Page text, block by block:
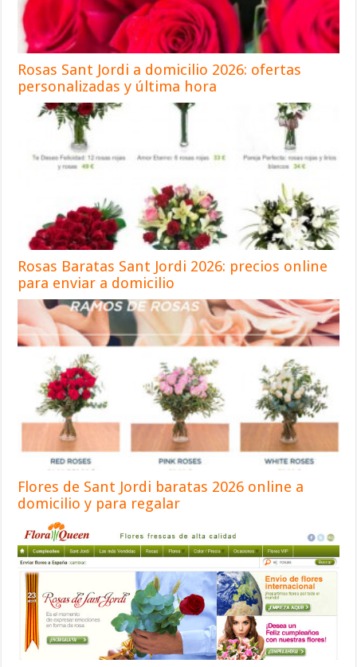
Rosas Sant Jordi a domicilio 2026: ofertas
personalizadas y última hora
Rosas Baratas Sant Jordi 2026: precios online
para enviar a domicilio
Flores de Sant Jordi baratas 2026 online a
domicilio y para regalar